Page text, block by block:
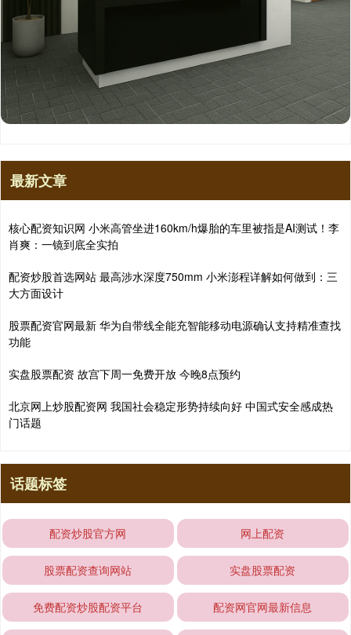
最新文章
核心配资知识网 小米高管坐进160km/h爆胎的车里被指是AI测试！李
肖爽：一镜到底全实拍
配资炒股首选网站 最高涉水深度750mm 小米澎程详解如何做到：三
大方面设计
股票配资官网最新 华为自带线全能充智能移动电源确认支持精准查找
功能
实盘股票配资 故宫下周一免费开放 今晚8点预约
北京网上炒股配资网 我国社会稳定形势持续向好 中国式安全感成热
门话题
话题标签
配资炒股官方网 网上配资
股票配资查询网站 实盘股票配资
免费配资炒股配资平台 配资网官网最新信息